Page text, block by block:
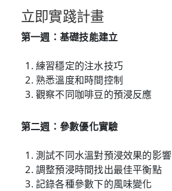
立即實踐計畫
第一週：基礎技能建立
練習穩定的注水技巧
熟悉溫度和時間控制
觀察不同咖啡豆的預浸反應
第二週：參數優化實驗
測試不同水溫對預浸效果的影響
調整預浸時間找出最佳平衡點
記錄各種參數下的風味變化